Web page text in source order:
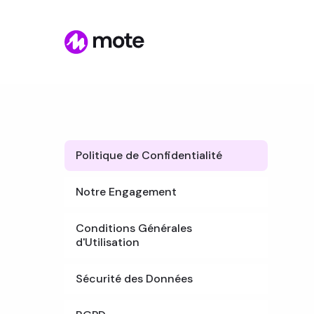
Politique de Confidentialité
Notre Engagement
Conditions Générales
d'Utilisation
Sécurité des Données